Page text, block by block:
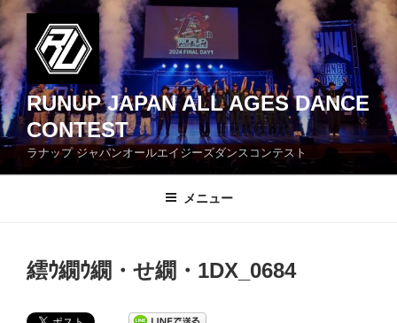
コ
ン
テ
ン
ツ
へ
ス
ッ
RUNUP JAPAN ALL AGES DANCE
CONTEST
ラナップ ジャパンオールエイジーズダンスコンテスト
メニュー
繧ｳ繝ｳ繝・せ繝・1DX_0684